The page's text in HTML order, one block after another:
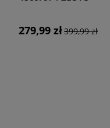
które pokochają kobiety
279,99 zł399,99 zł